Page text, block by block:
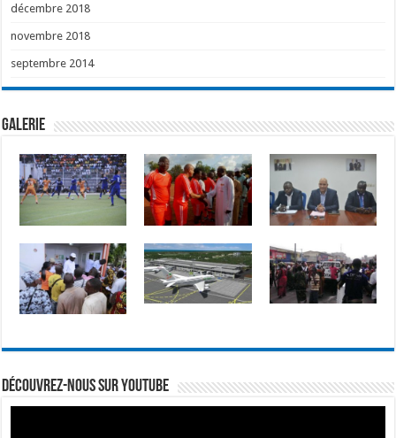
décembre 2018
novembre 2018
septembre 2014
GALERIE
Découvrez-nous sur Youtube